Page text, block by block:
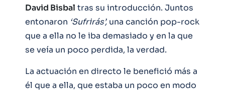
David Bisbal tras su introducción. Juntos
entonaron ‘Sufrirás’, una canción pop-rock
que a ella no le iba demasiado y en la que
se veía un poco perdida, la verdad.
La actuación en directo le benefició más a
él que a ella, que estaba un poco en modo